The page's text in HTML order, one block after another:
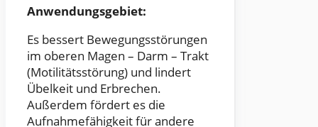
Anwendungsgebiet:
Es bessert Bewegungsstörungen
im oberen Magen – Darm – Trakt
(Motilitätsstörung) und lindert
Übelkeit und Erbrechen.
Außerdem fördert es die
Aufnahmefähigkeit für andere